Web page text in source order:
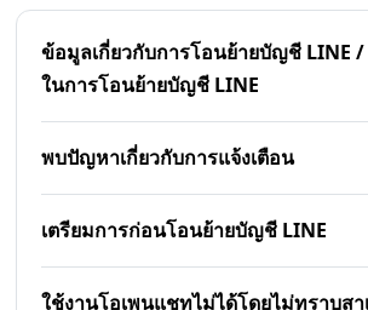
ข้อมูลเกี่ยวกับการโอนย้ายบัญชี LINE
ในการโอนย้ายบัญชี LINE
พบปัญหาเกี่ยวกับการแจ้งเตือน
เตรียมการก่อนโอนย้ายบัญชี LINE
ใช้งานโอเพนแชทไม่ได้โดยไม่ทราบสา